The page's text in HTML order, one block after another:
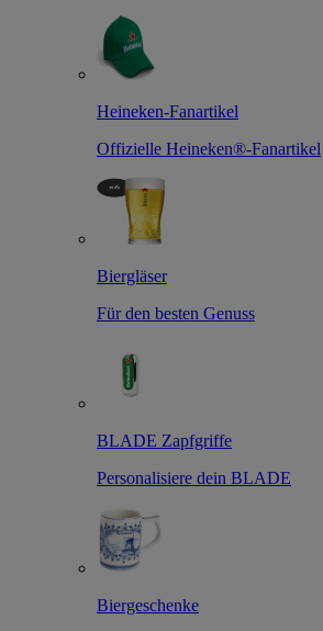
Heineken-Fanartikel
Offizielle Heineken®-Fanartikel
Biergläser
Für den besten Genuss
BLADE Zapfgriffe
Personalisiere dein BLADE
Biergeschenke